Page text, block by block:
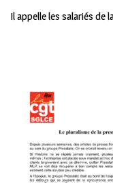
Il appelle les salariés de